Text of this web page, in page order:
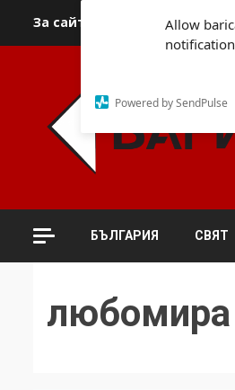
Allow
Powered by SendPulse
За сайта За
БЪЛГАРИЯ СВЯТ